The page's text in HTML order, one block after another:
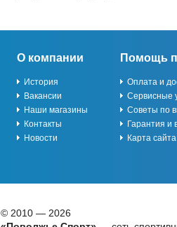
О компании
История
Вакансии
Наши магазины
Контакты
Новости
Помощь
Оплата и
Сервисные
Советы по
Гарантия и
Карта сайта
© 2010 — 2026